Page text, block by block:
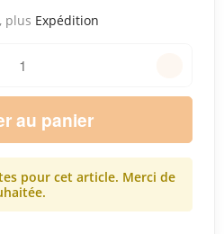
plus Expédition
au panier
pour cet article. Merci de